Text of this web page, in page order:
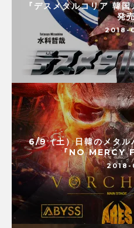
『デスメタルコリア 韓
発
2018-
6/9（土）日韓のメタル
『NO MERCY
2018-